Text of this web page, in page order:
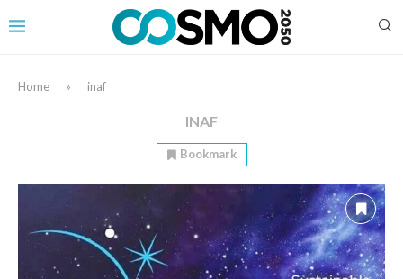
Home » inaf
INAF
Bookmark